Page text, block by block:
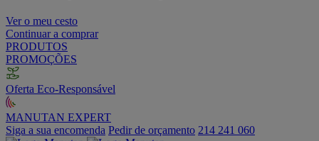
Ver o meu cesto
Continuar a comprar
PRODUTOS
PROMOÇÕES
Oferta Eco-Responsável
MANUTAN EXPERT
Siga a sua encomenda Pedir de orçamento 214 241 060